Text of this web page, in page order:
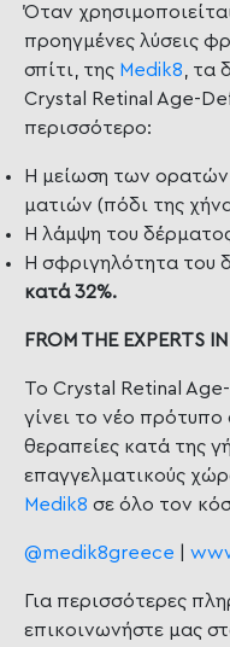
Όταν
προηγμένες λύσεις
σπίτι, της Medik8 , τα
Crystal Retinal Age-
περισσότερο:
Η μείωση των ορατών
ματιών (πόδι της
Η λάμψη του
Η σφριγηλότητα του
κατά 32%.
FROM THE EXPERTS
Το Crystal Retinal
γίνει το νέο πρότυπο
θεραπείες κατά της
επαγγελματικούς
Medik8 σε όλο τον
@medik8greece
Για περισσότερες
επικοινωνήστε μας